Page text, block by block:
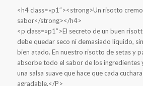
<h4 class=»p1″><strong>Un risotto
sabor</strong></h4>
<p class=»p1″>El secreto de un buen
debe quedar seco ni demasiado líquido,
bien atado. En nuestro risotto de setas y
absorbe todo el sabor de los ingredientes
una salsa suave que hace que cada
agradable.</P>